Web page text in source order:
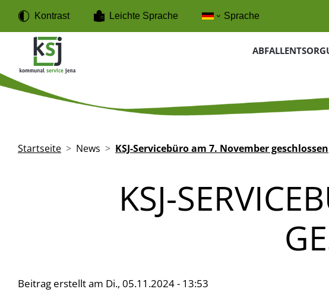
Kontrast Leichte Sprache Sprache
Hauptnavigation
Pfadnavigation
Startseite News KSJ-Servicebüro am 7. November geschlossen
KSJ-
Beitrag erstellt am Di., 05.11.2024 - 13:53
Cookie-Einstellungen